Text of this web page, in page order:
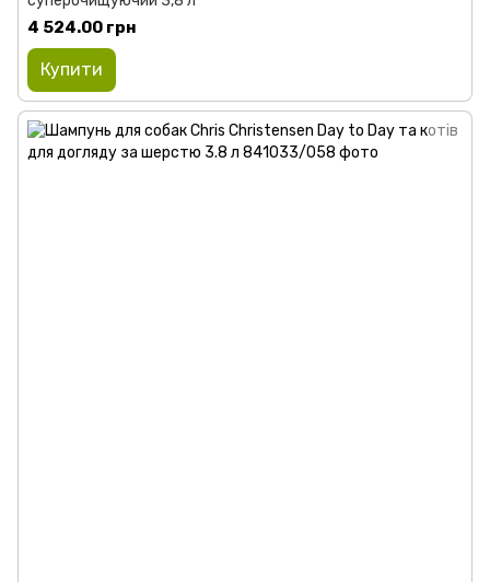
4 524.00 грн
Купити